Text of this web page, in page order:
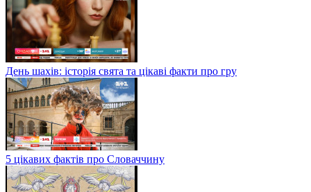
День шахів: історія свята та цікаві факти про гру
5 цікавих фактів про Словаччину